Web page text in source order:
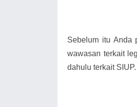
Sebelum itu Anda
wawasan terkait
dahulu terkait SIUP.